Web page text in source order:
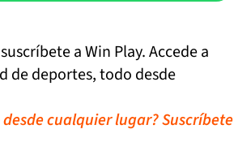
a Win Play. Accede a
de deportes, todo desde
cualquier lugar? Suscríbete